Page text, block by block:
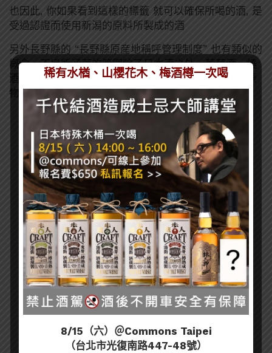
也因此, 你如果看到這樣的標籤 就可以確保所喝的酒, 是
受過認證而使用新潟的原料所製成的酒
另外長野縣的 “長野縣原産地稱呼管理制度” 也有類似的
概念，不過所涵蓋的範圍除了日本酒之外，葡萄酒、燒
酒、甚至米都包含在內，只要是申請並經確認使用的原
物料都是長野縣產，就可以獲得下面的標章
稀有水楢、山櫻花木、梅酒樽一次喝
8/15（六）＠Commons Taipei
（台北市光復南路447-48號）